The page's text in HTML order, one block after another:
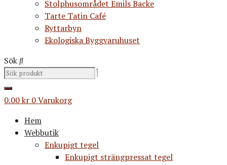
Stolphusområdet Emils Backe
Tarte Tatin Café
Ryttarbyn
Ekologiska Byggvaruhuset
Sök
0.00kr 0Varukorg
Hem
Webbutik
Enkupigt tegel
Enkupigt strängpressat tegel